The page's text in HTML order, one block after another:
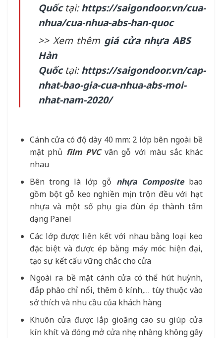
Quốctại:https://saigondoor.vn/cua-
nhua/cua-nhua-abs-han-quoc
>> Xem thêm giá cửa nhựa ABS
Hàn
Quốctại:https://saigondoor.vn/cap-
nhat-bao-gia-cua-nhua-abs-moi-
nhat-nam-2020/
Cánh cửa có độ dày 40 mm: 2 lớp bên ngoài bề
mặt phủ film PVCvân gỗ với màu sắc khác
nhau
Bên trong là lớp gỗ nhựa Compositebao
gồm bột gỗ keo nghiền mịn trộn đều với hạt
nhựa và một số phụ gia đùn ép thành tấm
dạng Panel
Các lớp được liên kết với nhau bằng loại keo
đặc biệt và được ép bằng máy móc hiện đại,
tạo sự kết cấu vững chắc cho cửa
Ngoài ra bề mặt cánh cửa có thể hút huỳnh,
đắp phào chỉ nổi, thêm ô kính,… tùy thuộc vào
sở thích và nhu cầu của khách hàng
Khuôn cửa được lắp gioăng cao su giúp cửa
kín khít và đóng mở cửa nhẹ nhàng không gây